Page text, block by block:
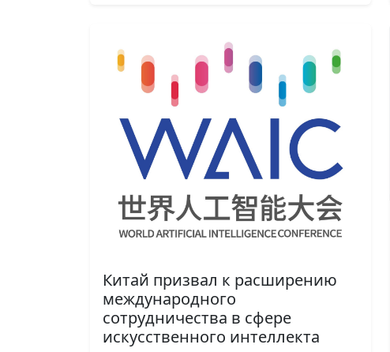
Китай призвал к расширению
международного
сотрудничества в сфере
искусственного интеллекта